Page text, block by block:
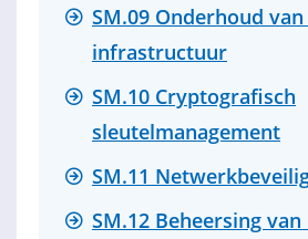
SM.09 Onderhoud
infrastructuur
SM.10 Cryptografisch
sleutelmanagement
SM.11
SM.12 Beheersing